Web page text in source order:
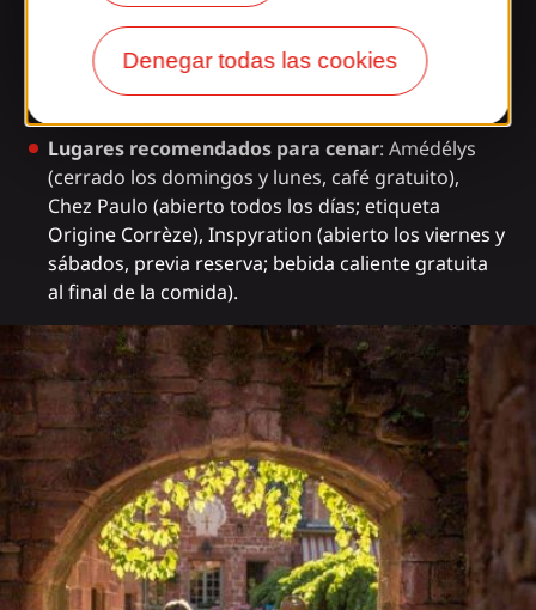
Denegar todas las cookies
Lugares recomendados para almorzar
Maraîcher(Collonges-la-Rouge). Aperitivo de
cortesía de la casa previa presentación del
Lugares recomendados para cenar: Amédélys
(cerrado los domingos y lunes, café gratuito),
Chez Paulo (abierto todos los días; etiqueta
Origine Corrèze), Inspyration (abierto los viernes y
sábados, previa reserva; bebida caliente gratuita
al final de la comida).